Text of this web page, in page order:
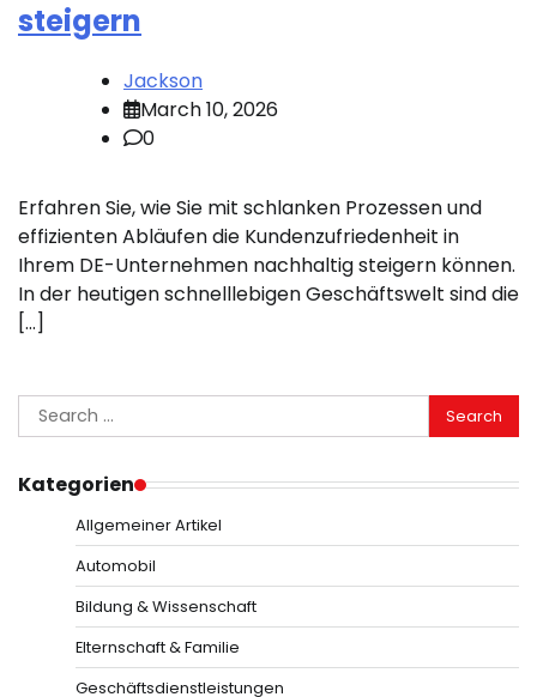
steigern
Jackson
March 10, 2026
0
Erfahren Sie, wie Sie mit schlanken Prozessen und
effizienten Abläufen die Kundenzufriedenheit in
Ihrem DE-Unternehmen nachhaltig steigern können.
In der heutigen schnelllebigen Geschäftswelt sind die
[…]
Search
for:
Kategorien
Allgemeiner Artikel
Automobil
Bildung & Wissenschaft
Elternschaft & Familie
Geschäftsdienstleistungen